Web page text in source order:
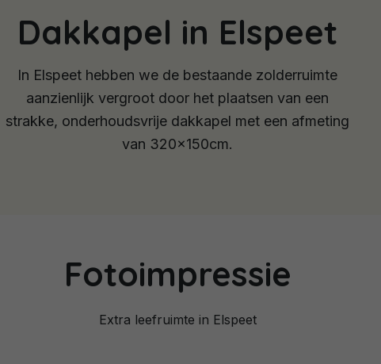
Dakkapel in Elspeet
In Elspeet hebben we de bestaande zolderruimte
aanzienlijk vergroot door het plaatsen van een
strakke, onderhoudsvrije dakkapel met een afmeting
van 320x150cm.
Fotoimpressie
Extra leefruimte in Elspeet